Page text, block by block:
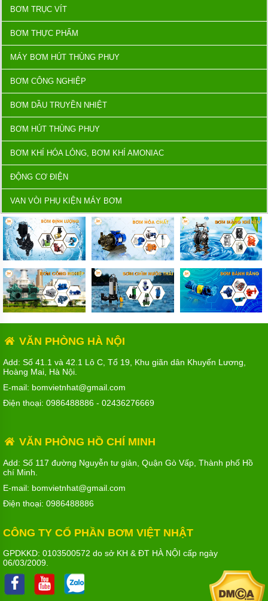
BƠM TRỤC VÍT
BƠM THỰC PHẨM
MÁY BƠM HÚT THÙNG PHUY
BƠM CÔNG NGHIỆP
BƠM DẦU TRUYỀN NHIỆT
BƠM HÚT THÙNG PHUY
BƠM KHÍ HÓA LỎNG, BƠM KHÍ AMONIAC
ĐỘNG CƠ ĐIỆN
VAN VÒI PHỤ KIỆN MÁY BƠM
VĂN PHÒNG HÀ NỘI
Add: Số 41.1 và 42.1 Lô C, Tổ 19, Khu giãn dân Khuyến Lương,
Hoàng Mai, Hà Nội.
E-mail: bomvietnhat@gmail.com
Điện thoại: 0986488886 - 02436276669
VĂN PHÒNG HỒ CHÍ MINH
Add: Số 117 đường Nguyễn tư giản, Quận Gò Vấp, Thành phố Hồ
chí Minh.
E-mail: bomvietnhat@gmail.com
Điện thoại: 0986488886
CÔNG TY CỔ PHẦN BƠM VIỆT NHẬT
GPDKKD: 0103500572 do sở KH & ĐT HÀ NỘI cấp ngày
06/03/2009.